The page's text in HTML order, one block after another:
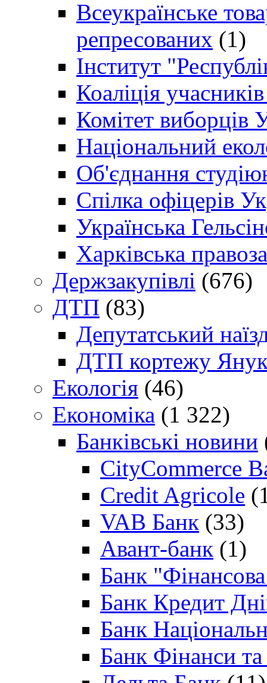
Всеукраїнське
репресованих (1)
Інститут
Коаліція
Комітет виборців
Національний
Об'єднання
Спілка офіцерів
Українська
Харківська
Держзакупівлі (676)
ДТП (83)
Депутатський
ДТП кортежу
Екологія (46)
Економіка (1 322)
Банківські новини
CityCommerce
Credit Agricole
VAB Банк (33)
Авант-банк (1)
Банк "Фінансова
Банк Кредит
Банк
Банк Фінанси